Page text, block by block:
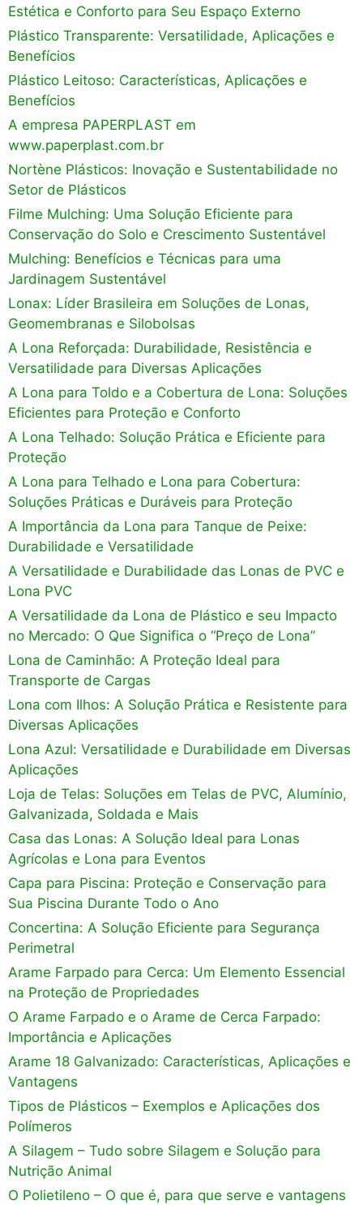
Estética e Conforto para Seu Espaço Externo
Plástico Transparente: Versatilidade, Aplicações e
Benefícios
Plástico Leitoso: Características, Aplicações e
Benefícios
A empresa PAPERPLAST em
www.paperplast.com.br
Nortène Plásticos: Inovação e Sustentabilidade no
Setor de Plásticos
Filme Mulching: Uma Solução Eficiente para
Conservação do Solo e Crescimento Sustentável
Mulching: Benefícios e Técnicas para uma
Jardinagem Sustentável
Lonax: Líder Brasileira em Soluções de Lonas,
Geomembranas e Silobolsas
A Lona Reforçada: Durabilidade, Resistência e
Versatilidade para Diversas Aplicações
A Lona para Toldo e a Cobertura de Lona: Soluções
Eficientes para Proteção e Conforto
A Lona Telhado: Solução Prática e Eficiente para
Proteção
A Lona para Telhado e Lona para Cobertura:
Soluções Práticas e Duráveis para Proteção
A Importância da Lona para Tanque de Peixe:
Durabilidade e Versatilidade
A Versatilidade e Durabilidade das Lonas de PVC e
Lona PVC
A Versatilidade da Lona de Plástico e seu Impacto
no Mercado: O Que Significa o “Preço de Lona”
Lona de Caminhão: A Proteção Ideal para
Transporte de Cargas
Lona com Ilhos: A Solução Prática e Resistente para
Diversas Aplicações
Lona Azul: Versatilidade e Durabilidade em Diversas
Aplicações
Loja de Telas: Soluções em Telas de PVC, Alumínio,
Galvanizada, Soldada e Mais
Casa das Lonas: A Solução Ideal para Lonas
Agrícolas e Lona para Eventos
Capa para Piscina: Proteção e Conservação para
Sua Piscina Durante Todo o Ano
Concertina: A Solução Eficiente para Segurança
Perimetral
Arame Farpado para Cerca: Um Elemento Essencial
na Proteção de Propriedades
O Arame Farpado e o Arame de Cerca Farpado:
Importância e Aplicações
Arame 18 Galvanizado: Características, Aplicações e
Vantagens
Tipos de Plásticos – Exemplos e Aplicações dos
Polímeros
A Silagem – Tudo sobre Silagem e Solução para
Nutrição Animal
O Polietileno – O que é, para que serve e vantagens